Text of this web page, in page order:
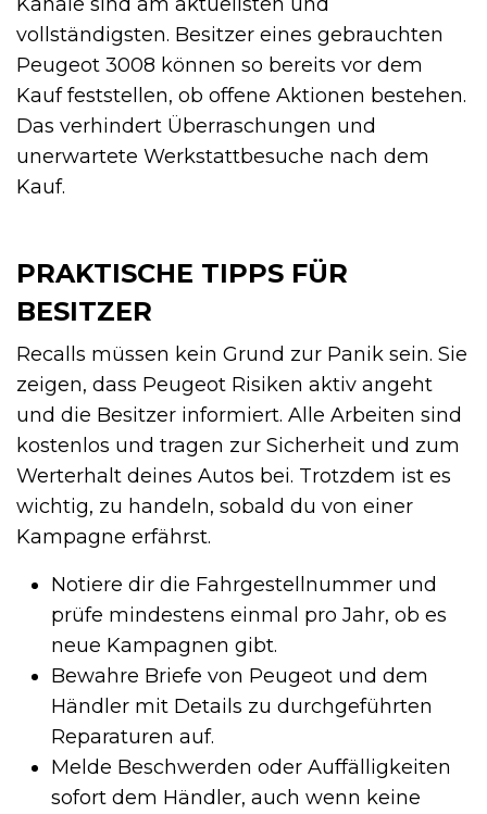
vollständigsten. Besitzer eines gebrauchten
Peugeot 3008 können so bereits vor dem
Kauf feststellen, ob offene Aktionen bestehen.
Das verhindert Überraschungen und
unerwartete Werkstattbesuche nach dem
Kauf.
PRAKTISCHE TIPPS FÜR
BESITZER
Recalls müssen kein Grund zur Panik sein. Sie
zeigen, dass Peugeot Risiken aktiv angeht
und die Besitzer informiert. Alle Arbeiten sind
kostenlos und tragen zur Sicherheit und zum
Werterhalt deines Autos bei. Trotzdem ist es
wichtig, zu handeln, sobald du von einer
Kampagne erfährst.
Notiere dir die Fahrgestellnummer und
prüfe mindestens einmal pro Jahr, ob es
neue Kampagnen gibt.
Bewahre Briefe von Peugeot und dem
Händler mit Details zu durchgeführten
Reparaturen auf.
Melde Beschwerden oder Auffälligkeiten
sofort dem Händler, auch wenn keine